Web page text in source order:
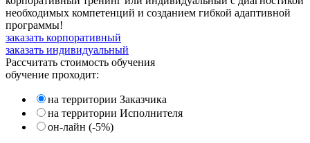
необходимых компетенций и созданием гибкой адаптивной
программы!
заказать корпоративный
заказать индивидуальный
Рассчитать стоимость обучения
обучение проходит:
на территории Заказчика
на территории Исполнителя
он-лайн (-5%)